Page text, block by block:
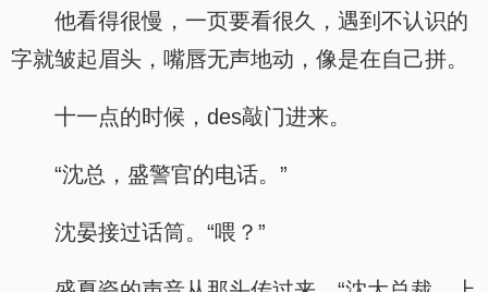
他看得很慢，一页要看很久，遇到不认识的
字就皱起眉头，嘴唇无声地动，像是在自己拼。
十一点的时候，des敲门进来。
“沈总，盛警官的电话。”
沈晏接过话筒。“喂？”